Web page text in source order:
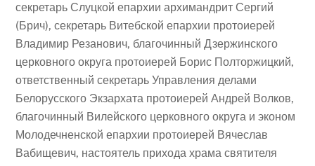
секретарь Слуцкой епархии архимандрит Сергий
(Брич), секретарь Витебской епархии протоиерей
Владимир Резанович, благочинный Дзержинского
церковного округа протоиерей Борис Полторжицкий,
ответственный секретарь Управления делами
Белорусского Экзархата протоиерей Андрей Волков,
благочинный Вилейского церковного округа и эконом
Молодечненской епархии протоиерей Вячеслав
Вабищевич, настоятель прихода храма святителя